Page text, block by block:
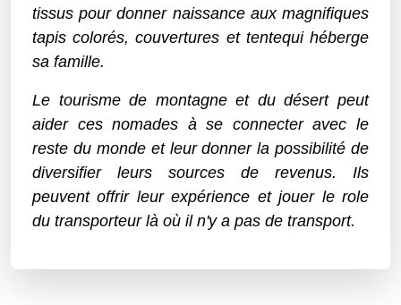
tissus pour donner naissance aux magnifiques
tapis colorés, couvertures et tentequi héberge
sa famille.
Le tourisme de montagne et du désert peut
aider ces nomades à se connecter avec le
reste du monde et leur donner la possibilité de
diversifier leurs sources de revenus. Ils
peuvent offrir leur expérience et jouer le role
du transporteur là où il n'y a pas de transport.